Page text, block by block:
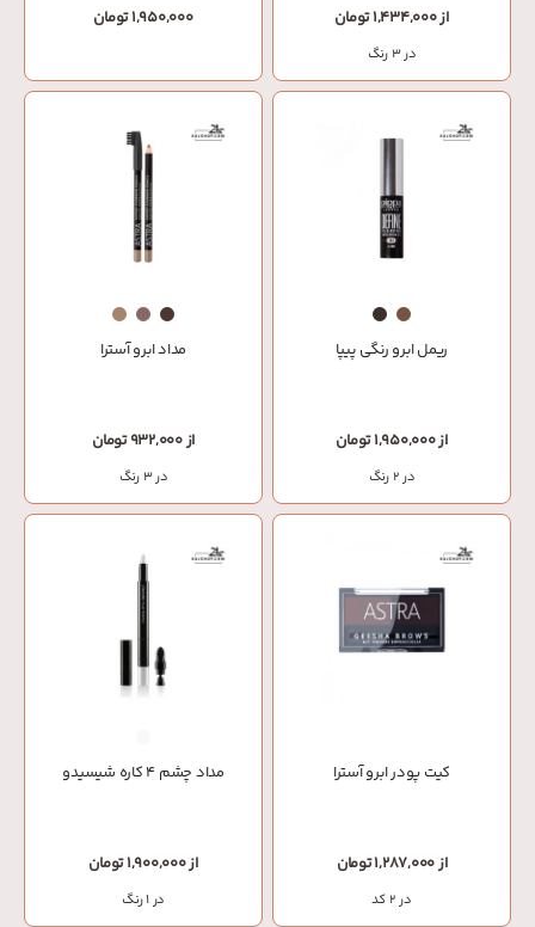
از 1,434,000 تومان
در 3 رنگ
1,950,000 تومان
ریمل ابرو رنگی پیپا
از 1,950,000 تومان
در 2 رنگ
مداد ابرو آسترا
از 932,000 تومان
در 3 رنگ
کیت پودر ابرو آسترا
از 1,287,000 تومان
در 2 کد
مداد چشم 4 کاره شیسیدو
از 1,900,000 تومان
در 1 رنگ